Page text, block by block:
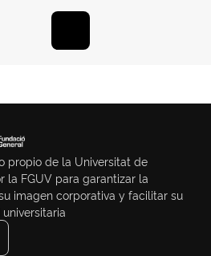
propio de la Universitat de
la FGUV para garantizar la
imagen corporativa y facilitar su